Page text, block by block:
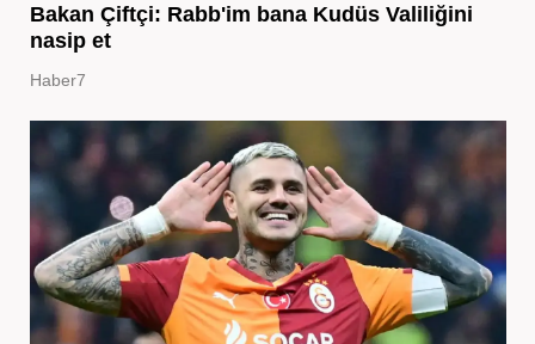
Bakan Çiftçi: Rabb'im bana Kudüs Valiliğini
nasip et
Haber7